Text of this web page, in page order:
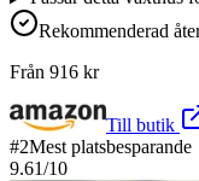
Rekommenderad
Från 916 kr
Till butik
#2Mest platsbesparande
9.61/10